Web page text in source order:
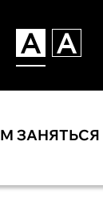
ЗАНЯТЬСЯ